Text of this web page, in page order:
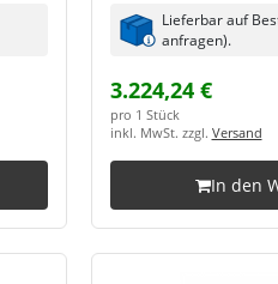
Lieferbar auf
anfragen).
3.224,24 €
pro 1 Stück
inkl. MwSt. zzgl. Versand
In den